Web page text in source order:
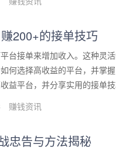
200+的接单技巧
台接单来增加收入。这种灵
何选择高收益的平台，并掌
益平台，并分享实用的接单
赚钱资讯
忠告与方法揭秘